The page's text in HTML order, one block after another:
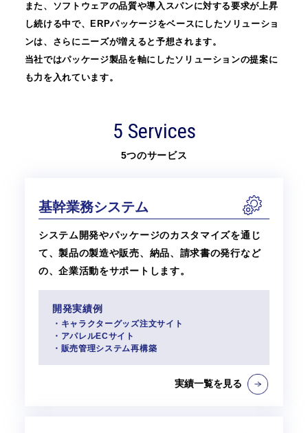
また、ソフトウェアの品質や導入スパンに対する要求が上昇
し続ける中で、
ERPパッケージをベースにしたソリューショ
ンは、さらにニーズが増えると予想されます。
当社ではパッケージ製品を軸にしたソリューションの提案に
も力を入れています。
5 Services
5つのサービス
基幹業務システム
システム開発やパッケージのカスタマイズを通じ
て、製品の製造や販売、納品、請求書の発行など
の、企業活動をサポートします。
開発実績例
・キャラクターグッズ注文サイト
・アパレルECサイト
・販売管理システム再構築
実績一覧を見る